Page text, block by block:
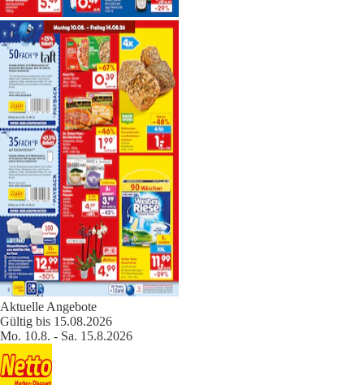
Aktuelle Angebote
Gültig bis 15.08.2026
Mo. 10.8. - Sa. 15.8.2026